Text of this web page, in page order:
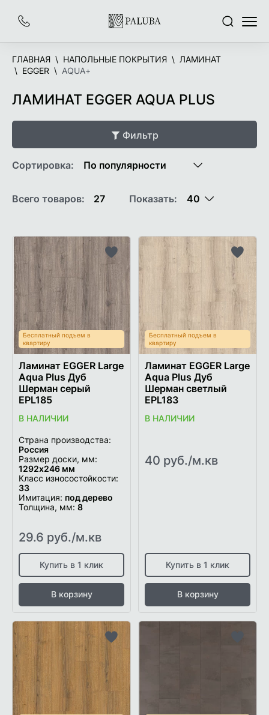
Заказать
На
главную
ПоискМеню
ГЛАВНАЯ НАПОЛЬНЫЕ ПОКРЫТИЯ
ЛАМИНАТ
EGGER
AQUA+
ЛАМИНАТ EGGER AQUA PLUS
Фильтр
Сортировка:
Всего товаров: 27 Показать:
Бесплатный подъем в
квартиру
Добавить
в
список
Ламинат EGGER Large
Aqua Plus Дуб
Шерман серый
EPL185
В НАЛИЧИИ
Страна производства:
Россия
Размер доски, мм:
1292х246 мм
Класс износостойкости:
33
Имитация: под дерево
Толщина, мм:8
29.6 руб./м.кв
Купить в 1 клик
В корзину
Бесплатный подъем в
квартиру
Ламинат EGGER Large
Aqua Plus Дуб
Шерман светлый
EPL183
В НАЛИЧИИ
40 руб./м.кв
Купить в 1 клик
В корзину
Добавить
желаемого